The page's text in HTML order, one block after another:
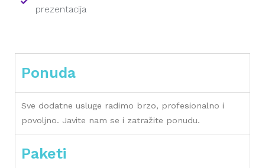
prezentacija
Ponuda
Sve dodatne usluge radimo brzo, profesionalno i
povoljno. Javite nam se i zatražite ponudu.
Paketi